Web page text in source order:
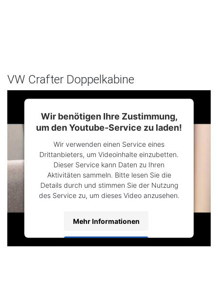
VW Crafter Doppelkabine
Wir benötigen Ihre Zustimmung,
um den Youtube-Service zu laden!
Wir verwenden einen Service eines
Drittanbieters, um Videoinhalte einzubetten.
Dieser Service kann Daten zu Ihren
Aktivitäten sammeln. Bitte lesen Sie die
Details durch und stimmen Sie der Nutzung
des Service zu, um dieses Video anzusehen.
Mehr Informationen
Akzeptieren